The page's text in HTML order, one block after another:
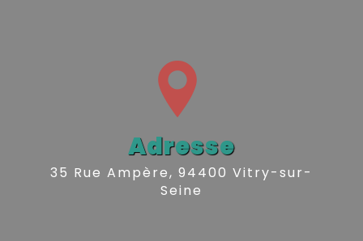
Adresse
35 Rue Ampère, 94400 Vitry-sur-
Seine